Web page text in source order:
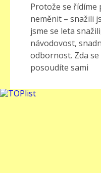
Protože se řídíme
neměnit – snažili
jsme se leta
návodovost,
odbornost. Zda
posoudíte sami